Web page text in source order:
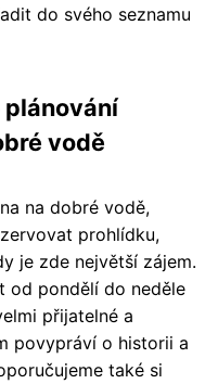
do svého seznamu
plánování
vodě
na dobré vodě,
prohlídku,
je zde největší zájem.
od pondělí do neděle
přijatelné a
povypráví o historii a
také si